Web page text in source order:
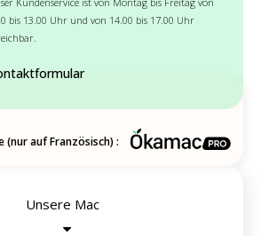
bis 13.00 Uhr und von 14.00 bis 17.00 Uhr
(nur auf Französisch) :
Unsere Mac